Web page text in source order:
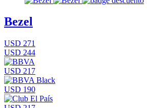
Bezel
USD 271
USD 244
USD 217
USD 190